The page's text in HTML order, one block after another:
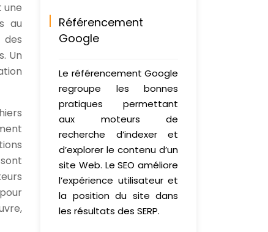
une
au
Un
Référencement
Google
Le référencement Google
regroupe les bonnes
pratiques permettant
aux moteurs de
recherche d’indexer et
d’explorer le contenu d’un
site Web. Le SEO améliore
l’expérience utilisateur et
la position du site dans
les résultats des SERP.